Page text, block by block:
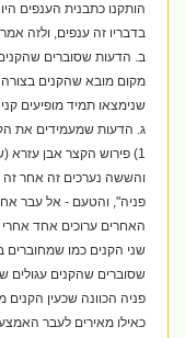
הותקנו כתבנית הענפים
בדבריו זה ענפים, ולזה אמר
ב. הדעות שסוברים שהקנים
מקום מובא שהקנים בצורה
שנימצאו תמיד מופיעים קני
ג. הדעות שמעמידים את
1) פירוש הקצר אבן עזרא
והששה נערכים זה אחר זה
פניה", והטעם - אל עבר אחד,
האחרים ערוכים אחד אחרי
שני הקנים כמו שמחוברים
שסוברים שהקנים עגולים
פניה הכוונה שכעין הקנים
כאילו מאירים לעבר האמצע